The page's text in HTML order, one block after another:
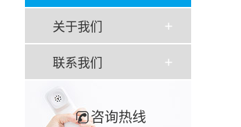
关于我们
联系我们
咨询热线